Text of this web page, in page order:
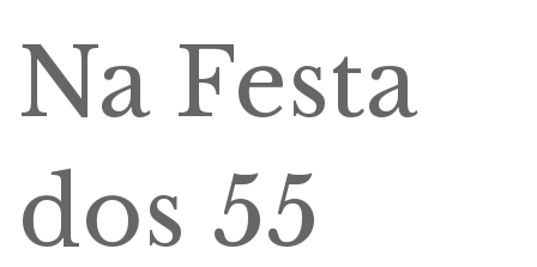
Na Festa
dos 55